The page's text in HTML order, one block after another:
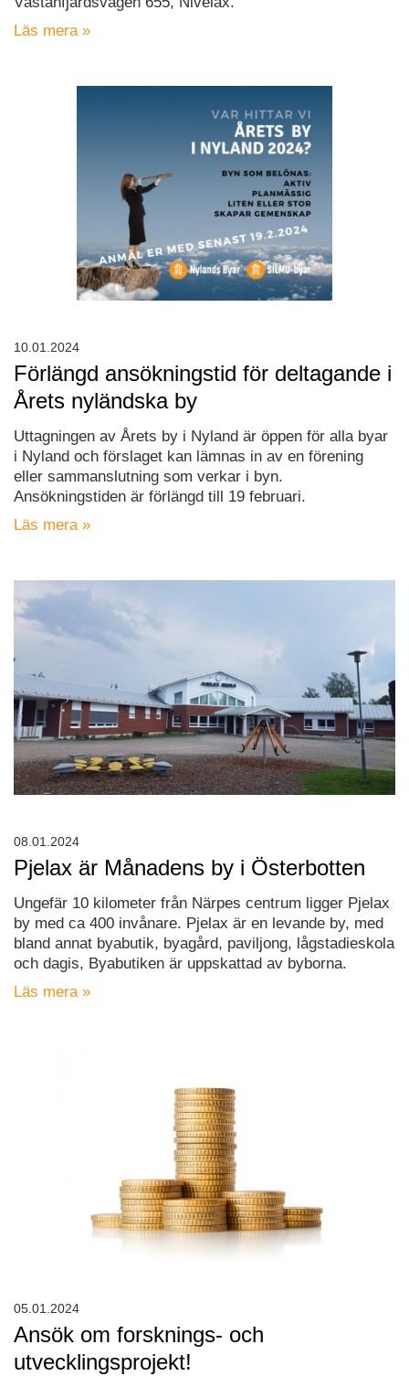
Läs mera »
Förlängd ansökningstid för deltagande i
Årets nyländska by
Uttagningen av Årets by i Nyland är öppen för alla byar
i Nyland och förslaget kan lämnas in av en förening
eller sammanslutning som verkar i byn.
Ansökningstiden är förlängd till 19 februari.
Läs mera »
10.01.2024
Pjelax är Månadens by i Österbotten
Ungefär 10 kilometer från Närpes centrum ligger Pjelax
by med ca 400 invånare. Pjelax är en levande by, med
bland annat byabutik, byagård, paviljong, lågstadieskola
och dagis, Byabutiken är uppskattad av byborna.
Läs mera »
08.01.2024
Ansök om forsknings- och
utvecklingsprojekt!
05.01.2024